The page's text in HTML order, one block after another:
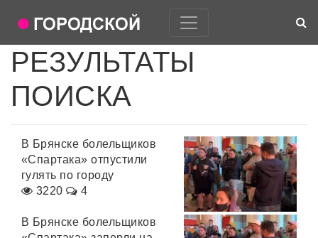
РЕЗУЛЬТАТЫ
ПОИСКА
В Брянске болельщиков
«Спартака» отпустили
гулять по городу
3220
4
В Брянске болельщиков